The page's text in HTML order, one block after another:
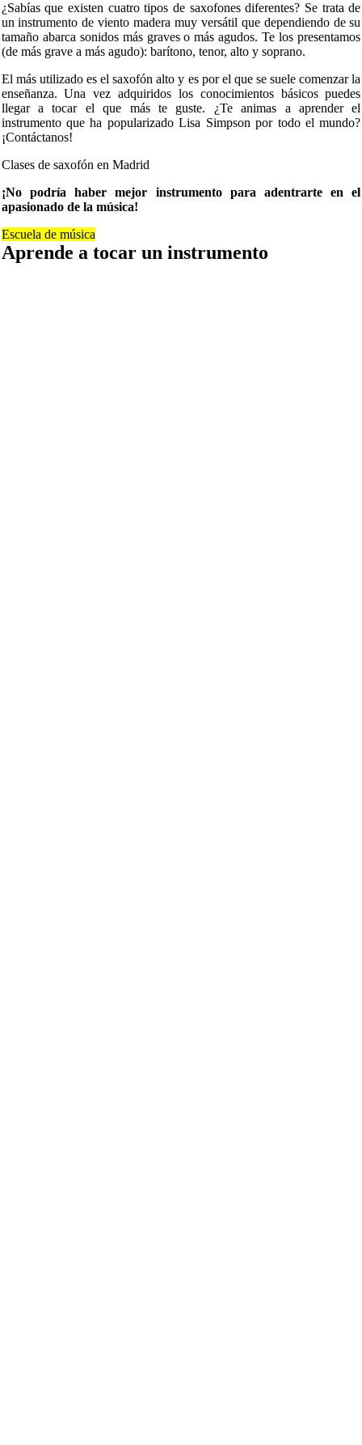
¿Sabías que existen cuatro tipos de saxofones diferentes? Se trata de
un instrumento de viento madera muy versátil que dependiendo de su
tamaño abarca sonidos más graves o más agudos. Te los presentamos
(de más grave a más agudo): barítono, tenor, alto y soprano.
El más utilizado es el saxofón alto y es por el que se suele comenzar la
enseñanza. Una vez adquiridos los conocimientos básicos puedes
llegar a tocar el que más te guste. ¿Te animas a aprender el
instrumento que ha popularizado Lisa Simpson por todo el mundo?
¡Contáctanos!
Clases de saxofón en Madrid
¡No podría haber mejor instrumento para adentrarte en el
apasionado de la música!
Escuela de música
Aprende a tocar un instrumento